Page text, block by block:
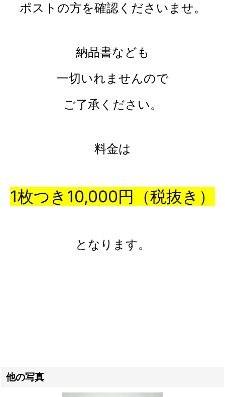
ポストの方を確認くださいませ。
納品書なども
一切いれませんので
ご了承ください。
料金は
1枚つき10,000円（税抜き）
となります。
他の写真